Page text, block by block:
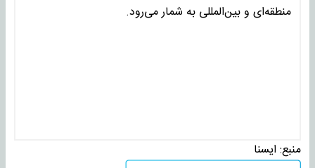
منطقه‌ای و بین‌المللی به شمار می‌رود.
منبع: ايسنا